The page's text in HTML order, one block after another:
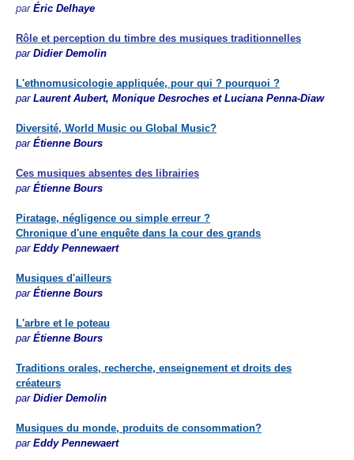
par Éric Delhaye
Rôle et perception du timbre des musiques traditionnelles
par DidierDemolin
L'ethnomusicologie appliquée, pour qui ? pourquoi ?
par Laurent Aubert, Monique Desroches et Luciana Penna-Diaw
Diversité, World Music ou Global Music?
par Étienne Bours
Ces musiques absentes des librairies
par Étienne Bours
Piratage, négligence ou simple erreur ?
Chronique d'une enquête dans la cour des grands
par Eddy Pennewaert
Musiques d'ailleurs
par Étienne Bours
L'arbre et le poteau
par Étienne Bours
Traditions orales, recherche, enseignement et droits des
créateurs
par DidierDemolin
Musiques du monde, produits de consommation?
parEddy Pennewaert